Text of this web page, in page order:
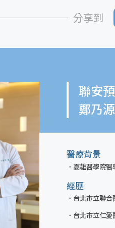
分享到
聯安
鄭乃
醫療背景
高雄醫學院醫
經歷
台北市立聯
台北市立仁